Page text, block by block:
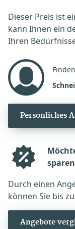
Dieser Preis ist
kann Ihnen ein
Ihren
Persönliches
Durch einen
können Sie bis
Angebote